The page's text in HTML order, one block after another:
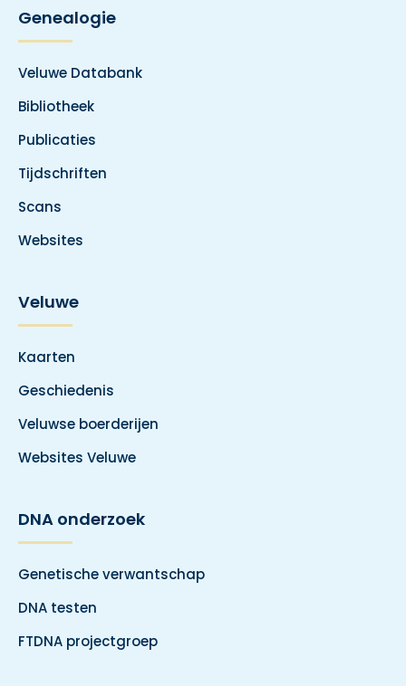
Genealogie
Veluwe Databank
Bibliotheek
Publicaties
Tijdschriften
Scans
Websites
Veluwe
Kaarten
Geschiedenis
Veluwse boerderijen
Websites Veluwe
DNA onderzoek
Genetische verwantschap
DNA testen
FTDNA projectgroep